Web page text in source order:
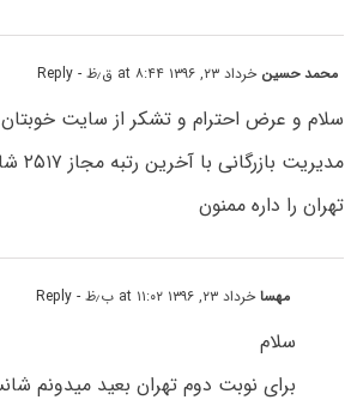
محمد حسین خرداد ۲۳, ۱۳۹۶ at ۸:۴۴ ق٫ظ - Reply
تهران را داره ممنون
مهساخرداد ۲۳, ۱۳۹۶ at ۱۱:۰۲ ب٫ظ - Reply
سلام
برای نوبت دوم تهران بعید میدونم